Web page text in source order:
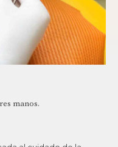
manos.